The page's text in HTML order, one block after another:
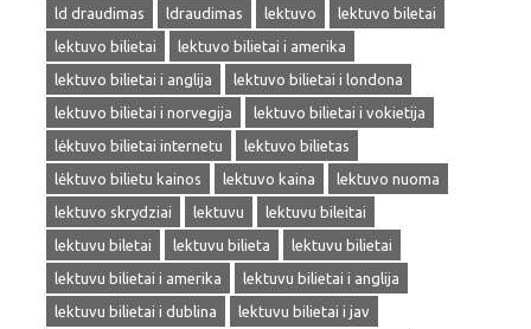
ld draudimas
ldraudimas lektuvo
lektuvo biletai
lektuvo bilietai
lektuvo bilietai i amerika
lektuvo bilietai i anglija
lektuvo bilietai i londona
lektuvo bilietai i norvegija
lektuvo bilietai i vokietija
lėktuvo bilietai internetu
lektuvo bilietas
lėktuvo bilietu kainos
lektuvo kaina
lektuvo nuoma
lektuvo skrydziai
lektuvu
lektuvu bileitai
lektuvu biletai
lektuvu bilieta
lektuvu bilietai
lektuvu bilietai i amerika
lektuvu bilietai i anglija
lektuvu bilietai i dublina
lektuvu bilietai i jav